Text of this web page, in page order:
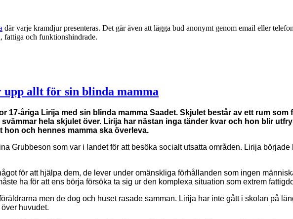
där varje kramdjur presenteras. Det går även att lägga bud anonymt genom email eller
fattiga och funktionshindrade.
allt för sin blinda mamma
17-åriga Lirija med sin blinda mamma Saadet. Skjulet består av ett rum
hela skjulet över. Lirija har nästan inga tänder kvar och hon blir
hon och hennes mamma ska överleva.
Grubbeson som var i landet för att besöka socialt utsatta områden. Lirija
för att hjälpa dem, de lever under omänskliga förhållanden som ingen
ha för att ens börja försöka ta sig ur den komplexa situation som extrem
men de dog och huset rasade samman. Lirija har inte gått i skolan på
huvudet.